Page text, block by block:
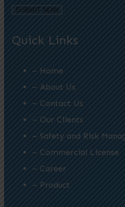
Quick Links
– Home
– About Us
– Contact Us
– Our Clients
– Safety and Risk
– Commercial License
– Career
– Product